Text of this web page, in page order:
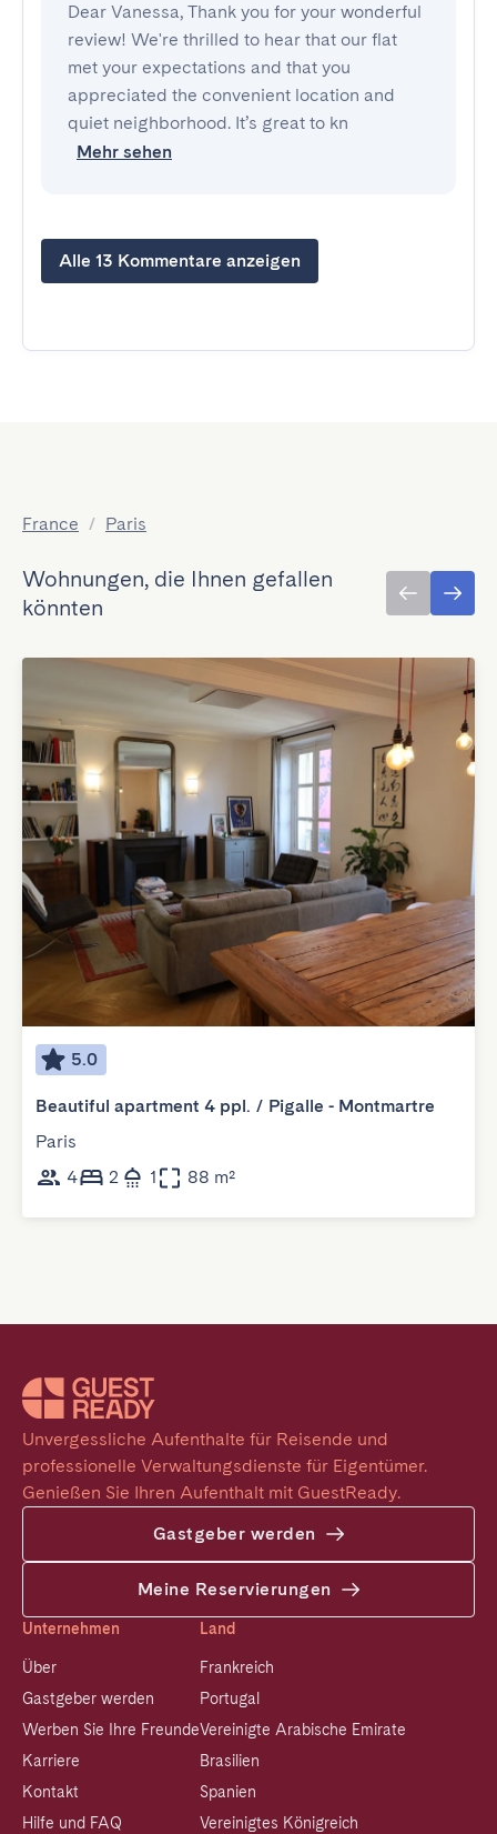
Dear Vanessa, Thank you for your wonderful
review! We're thrilled to hear that our flat
met your expectations and that you
appreciated the convenient location and
quiet neighborhood. It’s great to kn
Mehr sehen
Alle 13 Kommentare anzeigen
France / Paris
Wohnungen, die Ihnen gefallen
könnten
5.0
Beautiful apartment 4 ppl. / Pigalle - Montmartre
Paris
4
2 1 88 m²
Unvergessliche Aufenthalte für Reisende und
professionelle Verwaltungsdienste für Eigentümer.
Genießen Sie Ihren Aufenthalt mit GuestReady.
Gastgeber werden
Meine Reservierungen
Unternehmen
Über
Gastgeber werden
Werben Sie Ihre Freunde
Karriere
Kontakt
Hilfe und FAQ
Land
Frankreich
Portugal
Vereinigte Arabische Emirate
Brasilien
Spanien
Vereinigtes Königreich